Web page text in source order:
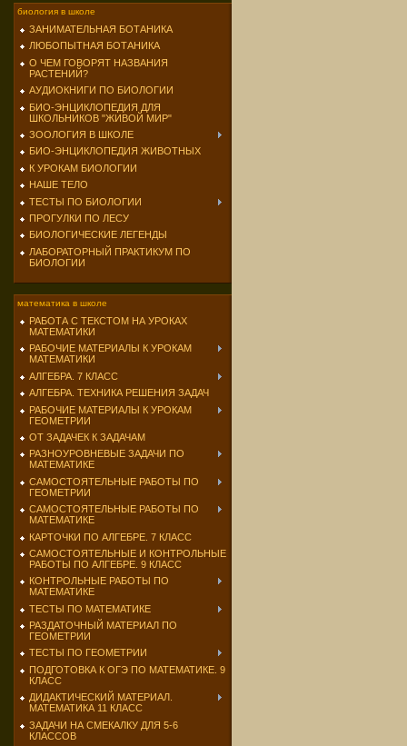
биология в школе
ЗАНИМАТЕЛЬНАЯ БОТАНИКА
ЛЮБОПЫТНАЯ БОТАНИКА
О ЧЕМ ГОВОРЯТ НАЗВАНИЯ
РАСТЕНИЙ?
АУДИОКНИГИ ПО БИОЛОГИИ
БИО-ЭНЦИКЛОПЕДИЯ ДЛЯ
ШКОЛЬНИКОВ "ЖИВОЙ МИР"
ЗООЛОГИЯ В ШКОЛЕ
БИО-ЭНЦИКЛОПЕДИЯ ЖИВОТНЫХ
К УРОКАМ БИОЛОГИИ
НАШЕ ТЕЛО
ТЕСТЫ ПО БИОЛОГИИ
ПРОГУЛКИ ПО ЛЕСУ
БИОЛОГИЧЕСКИЕ ЛЕГЕНДЫ
ЛАБОРАТОРНЫЙ ПРАКТИКУМ ПО
БИОЛОГИИ
математика в школе
РАБОТА С ТЕКСТОМ НА УРОКАХ
МАТЕМАТИКИ
РАБОЧИЕ МАТЕРИАЛЫ К УРОКАМ
МАТЕМАТИКИ
АЛГЕБРА. 7 КЛАСС
АЛГЕБРА. ТЕХНИКА РЕШЕНИЯ ЗАДАЧ
РАБОЧИЕ МАТЕРИАЛЫ К УРОКАМ
ГЕОМЕТРИИ
ОТ ЗАДАЧЕК К ЗАДАЧАМ
РАЗНОУРОВНЕВЫЕ ЗАДАЧИ ПО
МАТЕМАТИКЕ
САМОСТОЯТЕЛЬНЫЕ РАБОТЫ ПО
ГЕОМЕТРИИ
САМОСТОЯТЕЛЬНЫЕ РАБОТЫ ПО
МАТЕМАТИКЕ
КАРТОЧКИ ПО АЛГЕБРЕ. 7 КЛАСС
САМОСТОЯТЕЛЬНЫЕ И КОНТРОЛЬНЫЕ
РАБОТЫ ПО АЛГЕБРЕ. 9 КЛАСС
КОНТРОЛЬНЫЕ РАБОТЫ ПО
МАТЕМАТИКЕ
ТЕСТЫ ПО МАТЕМАТИКЕ
РАЗДАТОЧНЫЙ МАТЕРИАЛ ПО
ГЕОМЕТРИИ
ТЕСТЫ ПО ГЕОМЕТРИИ
ПОДГОТОВКА К ОГЭ ПО МАТЕМАТИКЕ. 9
КЛАСС
ДИДАКТИЧЕСКИЙ МАТЕРИАЛ.
МАТЕМАТИКА 11 КЛАСС
ЗАДАЧИ НА СМЕКАЛКУ ДЛЯ 5-6
КЛАССОВ